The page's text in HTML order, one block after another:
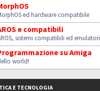
ed hardware compatibile
e compatibili
sistemi compatibili ed emulatori
su Amiga
world!
E TECNOLOGIA